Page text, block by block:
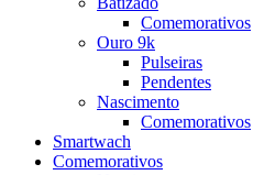
Comemorativos
Ouro 9k
Pulseiras
Pendentes
Nascimento
Comemorativos
Smartwach
Comemorativos